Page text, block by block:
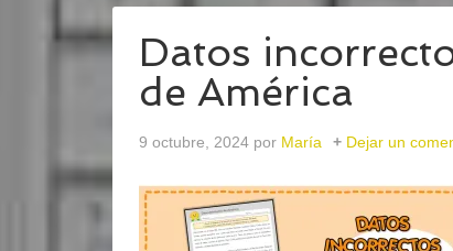
Datos
de América
9 octubre, 2024 por María Dejar un